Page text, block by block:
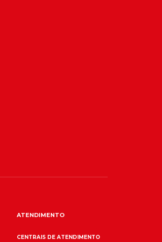
ATENDIMENTO
CENTRAIS DE ATENDIMENTO